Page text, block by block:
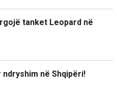
tanket Leopard në
në Shqipëri!